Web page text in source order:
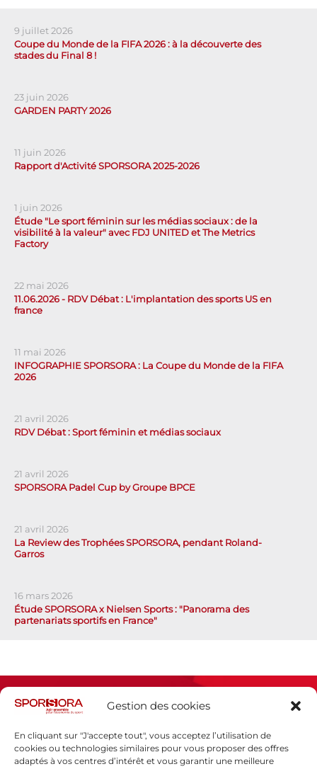
Gestion des cookies
En cliquant sur "J'accepte tout", vous acceptez l’utilisation de
cookies ou technologies similaires pour vous proposer des offres
adaptés à vos centres d’intérêt et vous garantir une meilleure
9 juillet 2026
Coupe du Monde de la FIFA 2026 : à la découverte des
stades du Final 8 !
23 juin 2026
GARDEN PARTY 2026
11 juin 2026
Rapport d'Activité SPORSORA 2025-2026
1 juin 2026
Étude "Le sport féminin sur les médias sociaux : de la
visibilité à la valeur" avec FDJ UNITED et The Metrics
Factory
22 mai 2026
11.06.2026 - RDV Débat : L'implantation des sports US en
france
11 mai 2026
INFOGRAPHIE SPORSORA : La Coupe du Monde de la FIFA
2026
21 avril 2026
RDV Débat : Sport féminin et médias sociaux
21 avril 2026
SPORSORA Padel Cup by Groupe BPCE
21 avril 2026
La Review des Trophées SPORSORA, pendant Roland-
Garros
16 mars 2026
Étude SPORSORA x Nielsen Sports : "Panorama des
partenariats sportifs en France"